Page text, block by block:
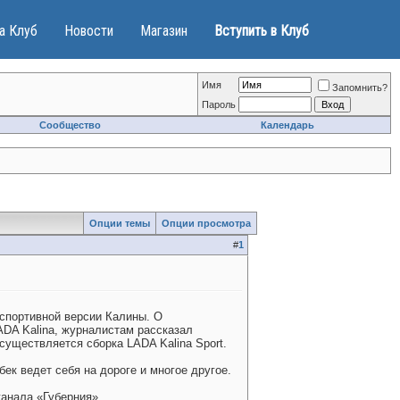
Клуб Новости Магазин Вступить в Клуб
Имя
Запомнить?
Пароль
Сообщество
Календарь
Опции темы
Опции просмотра
#1
версии Калины. О
Kalina, журналистам рассказал
сборка LADA Kalina Sport.
ведет себя на дороге и многое другое.
«Губерния».